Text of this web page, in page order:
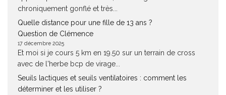
chroniquement gonflé et très...
Quelle distance pour une fille de 13 ans ?
Question de Clémence
17 décembre 2025
Et moi si je cours 5 km en 19.50 sur un terrain de cross
avec de l'herbe bcp de virage...
Seuils lactiques et seuils ventilatoires : comment les
déterminer et les utiliser ?